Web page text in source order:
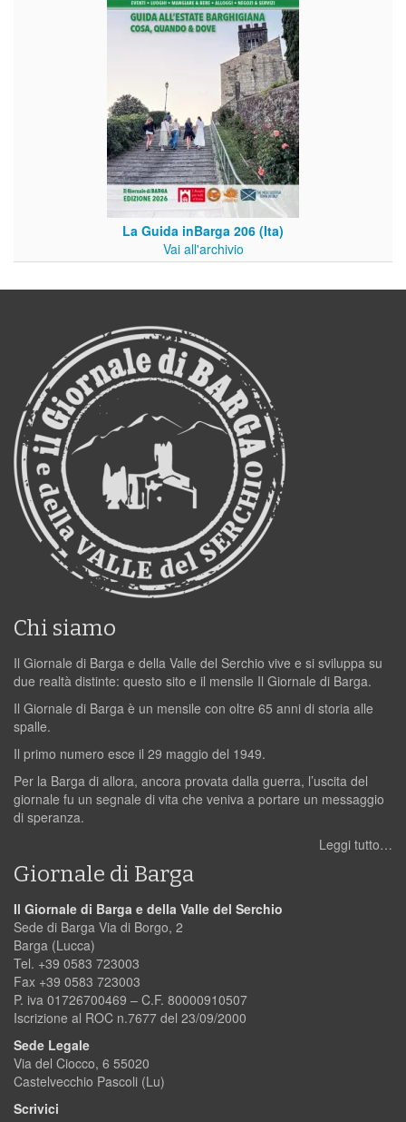
La Guida inBarga 206 (Ita)
Vai all'archivio
Chi siamo
Il Giornale di Barga e della Valle del Serchio vive e si sviluppa su
due realtà distinte: questo sito e il mensile Il Giornale di Barga.
Il Giornale di Barga è un mensile con oltre 65 anni di storia alle
spalle.
Il primo numero esce il 29 maggio del 1949.
Per la Barga di allora, ancora provata dalla guerra, l’uscita del
giornale fu un segnale di vita che veniva a portare un messaggio
di speranza.
Leggi tutto…
Giornale di Barga
Il Giornale di Barga e della Valle del Serchio
Sede di Barga Via di Borgo, 2
Barga (Lucca)
Tel. +39 0583 723003
Fax +39 0583 723003
P. iva 01726700469 – C.F. 80000910507
Iscrizione al ROC n.7677 del 23/09/2000
Sede Legale
Via del Ciocco, 6 55020
Castelvecchio Pascoli (Lu)
Scrivici